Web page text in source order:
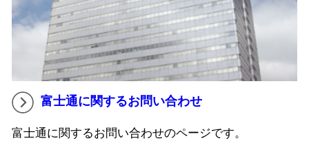
富士通に関するお問い合わせ
富士通に関するお問い合わせのページです。